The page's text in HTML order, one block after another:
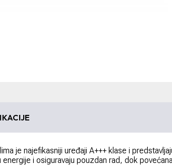
je najefikasniji uređaji A+++ klase i
i osiguravaju pouzdan rad, dok